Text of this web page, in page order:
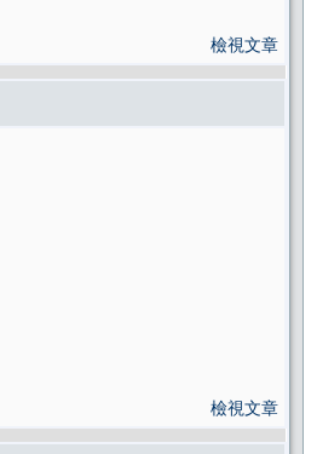
檢視文章
檢視文章